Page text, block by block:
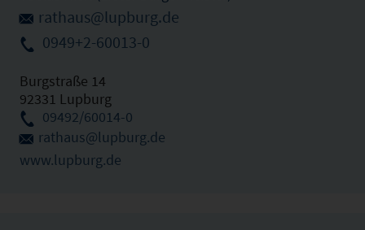
rathaus@lupburg.de
0949+2-60013-0
Burgstraße 14
92331 Lupburg
09492/60014-0
rathaus@lupburg.de
www.lupburg.de